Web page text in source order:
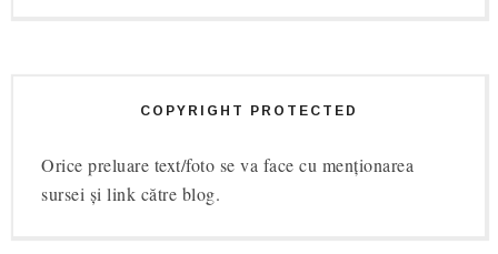
COPYRIGHT PROTECTED
Orice preluare text/foto se va face cu menționarea
sursei și link către blog.